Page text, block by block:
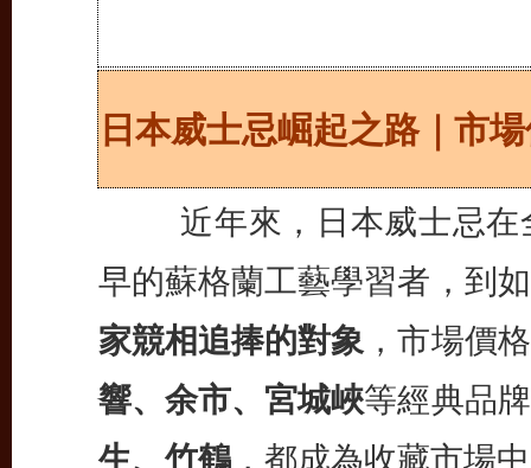
日本威士忌崛起之路｜市
近年來，日本威士忌在
早的蘇格蘭工藝學習者，到
家競相追捧的對象，市場價
響、余市、宮城峽等經典品
生、竹鶴，都成為收藏市場